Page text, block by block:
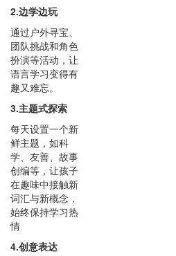
2.边学边玩
通过户外寻宝、
团队挑战和角色
扮演等活动，让
语言学习变得有
趣又难忘。
3.主题式探索
每天设置一个新
鲜主题，如科
学、友善、故事
创编等，让孩子
在趣味中接触新
词汇与新概念，
始终保持学习热
情
4.创意表达